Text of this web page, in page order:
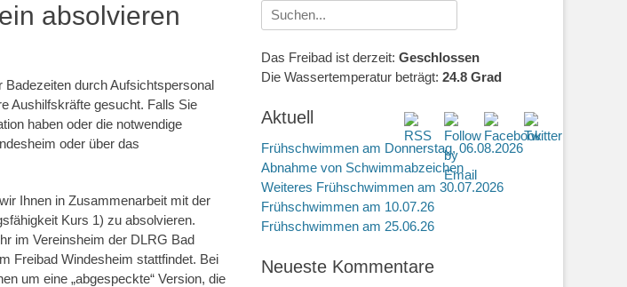
absolvieren
Badezeiten durch Aufsichtspersonal
Aushilfskräfte gesucht. Falls Sie
haben oder die notwendige
oder über das
Ihnen in Zusammenarbeit mit der
Kurs 1) zu absolvieren.
im Vereinsheim der DLRG Bad
Freibad Windesheim stattfindet. Bei
um eine „abgespeckte“ Version, die
Suche
nach:
Das Freibad ist derzeit: Geschlossen
Die Wassertemperatur beträgt: 24.8 Grad
Aktuell
Frühschwimmen am Donnerstag, 06.08.2026
Abnahme von Schwimmabzeichen
Weiteres Frühschwimmen am 30.07.2026
Frühschwimmen am 10.07.26
Frühschwimmen am 25.06.26
Neueste Kommentare